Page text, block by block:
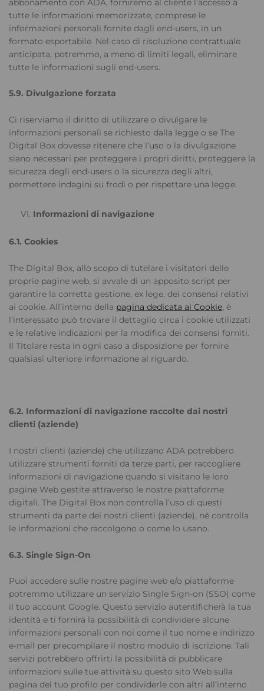
abbonamento con ADA, forniremo al cliente l’accesso a
tutte le informazioni memorizzate, comprese le
informazioni personali fornite dagli end-users, in un
formato esportabile. Nel caso di risoluzione contrattuale
anticipata, potremmo, a meno di limiti legali, eliminare
tutte le informazioni sugli end-users.
5.9. Divulgazione forzata
Ci riserviamo il diritto di utilizzare o divulgare le
informazioni personali se richiesto dalla legge o se The
Digital Box dovesse ritenere che l’uso o la divulgazione
siano necessari per proteggere i propri diritti, proteggere la
sicurezza degli end-users o la sicurezza degli altri,
permettere indagini su frodi o per rispettare una legge.
Informazioni di navigazione
6.1. Cookies
The Digital Box, allo scopo di tutelare i visitatori delle
proprie pagine web, si avvale di un apposito script per
garantire la corretta gestione, ex lege, dei consensi relativi
ai cookie. All’interno della pagina dedicata ai Cookie, è
l’interessato può trovare il dettaglio circa i cookie utilizzati
e le relative indicazioni per la modifica dei consensi forniti.
Il Titolare resta in ogni caso a disposizione per fornire
qualsiasi ulteriore informazione al riguardo.
6.2. Informazioni di navigazione raccolte dai nostri
clienti (aziende)
I nostri clienti (aziende) che utilizzano ADA potrebbero
utilizzare strumenti forniti da terze parti, per raccogliere
informazioni di navigazione quando si visitano le loro
pagine Web gestite attraverso le nostre piattaforme
digitali. The Digital Box non controlla l’uso di questi
strumenti da parte dei nostri clienti (aziende), né controlla
le informazioni che raccolgono o come lo usano.
6.3. Single Sign-On
Puoi accedere sulle nostre pagine web e/o piattaforme
potremmo utilizzare un servizio Single Sign-on (SSO) come
il tuo account Google. Questo servizio autentificherà la tua
identità e ti fornirà la possibilità di condividere alcune
informazioni personali con noi come il tuo nome e indirizzo
e-mail per precompilare il nostro modulo di iscrizione. Tali
servizi potrebbero offrirti la possibilità di pubblicare
informazioni sulle tue attività su questo sito Web sulla
pagina del tuo profilo per condividerle con altri all’interno